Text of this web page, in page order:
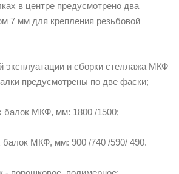
в центре предусмотрено два
7 мм для крепления резьбовой
эксплуатации и сборки стеллажа МКФ
предусмотрены по две фаски;
балок МКФ, мм: 1800 /1500;
балок МКФ, мм: 900 /740 /590/ 490.